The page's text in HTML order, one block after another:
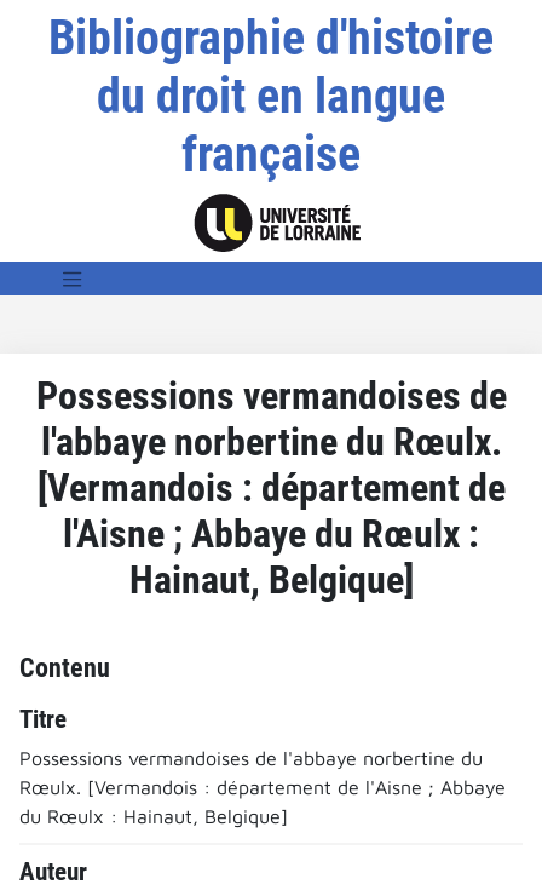
Bibliographie d'histoire
du droit en langue
française
Possessions vermandoises de
l'abbaye norbertine du Rœulx.
[Vermandois : département de
l'Aisne ; Abbaye du Rœulx :
Hainaut, Belgique]
Contenu
Titre
Possessions vermandoises de l'abbaye norbertine du
Rœulx. [Vermandois : département de l'Aisne ; Abbaye
du Rœulx : Hainaut, Belgique]
Auteur